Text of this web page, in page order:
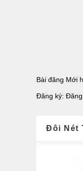
Bài đăng Mới
Đăng ký:
Đôi Nét